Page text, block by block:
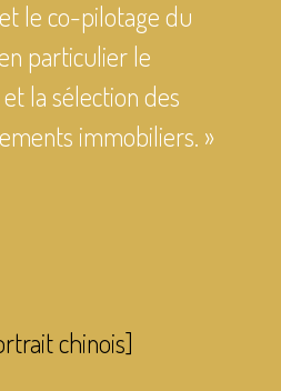
le co-pilotage du
particulier le
la sélection des
immobiliers. »
chinois]